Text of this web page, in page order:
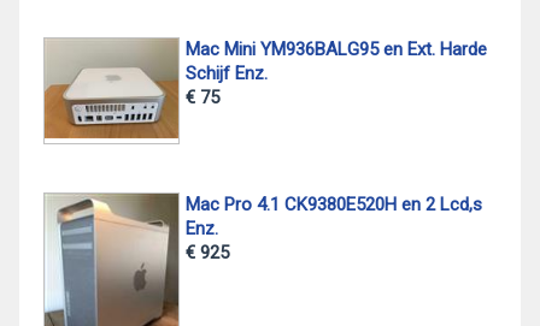
Mac Mini YM936BALG95 en Ext. Harde
Schijf Enz.
€ 75
Mac Pro 4.1 CK9380E520H en 2 Lcd,s
Enz.
€ 925